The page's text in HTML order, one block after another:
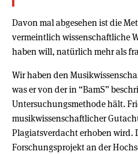
Davon mal abgesehen ist die
vermeintlich wissenschaftliche
haben will, natürlich mehr als
Wir haben den
was er von der in “BamS”
Untersuchungsmethode hält.
musikwissenschaftlicher
Plagiatsverdacht erhoben wird.
Forschungsprojekt an der